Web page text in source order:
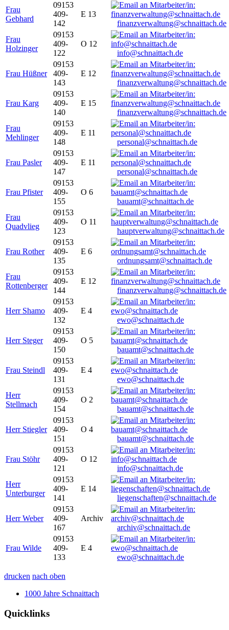
Frau
Gebhard
09153
409-
142
E 13
finanzverwaltung@schnaittach.de
Frau
Holzinger
09153
409-
122
O 12
info@schnaittach.de
Frau Hüßner
09153
409-
143
E 12
finanzverwaltung@schnaittach.de
Frau Karg
09153
409-
140
E 15
finanzverwaltung@schnaittach.de
Frau
Mehlinger
09153
409-
148
E 11
personal@schnaittach.de
Frau Pasler
09153
409-
147
E 11
personal@schnaittach.de
Frau Pfister
09153
409-
155
O 6
bauamt@schnaittach.de
Frau
Quadvlieg
09153
409-
123
O 11
hauptverwaltung@schnaittach.de
Frau Rother
09153
409-
135
E 6
ordnungsamt@schnaittach.de
Frau
Rottenberger
09153
409-
144
E 12
finanzverwaltung@schnaittach.de
Herr Shamo
09153
409-
132
E 4
ewo@schnaittach.de
Herr Steger
09153
409-
150
O 5
bauamt@schnaittach.de
Frau Steindl
09153
409-
131
E 4
ewo@schnaittach.de
Herr
Stellmach
09153
409-
154
O 2
bauamt@schnaittach.de
Herr Stiegler
09153
409-
151
O 4
bauamt@schnaittach.de
Frau Stöhr
09153
409-
121
O 12
info@schnaittach.de
Herr
Unterburger
09153
409-
141
E 14
liegenschaften@schnaittach.de
Herr Weber
09153
409-
167
Archiv
archiv@schnaittach.de
Frau Wilde
09153
409-
133
E 4
ewo@schnaittach.de
drucken nach oben
1000 Jahre Schnaittach
Quicklinks